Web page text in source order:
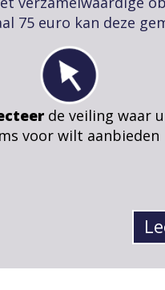
75 euro kan deze
de veiling waar u
voor wilt aanbieden